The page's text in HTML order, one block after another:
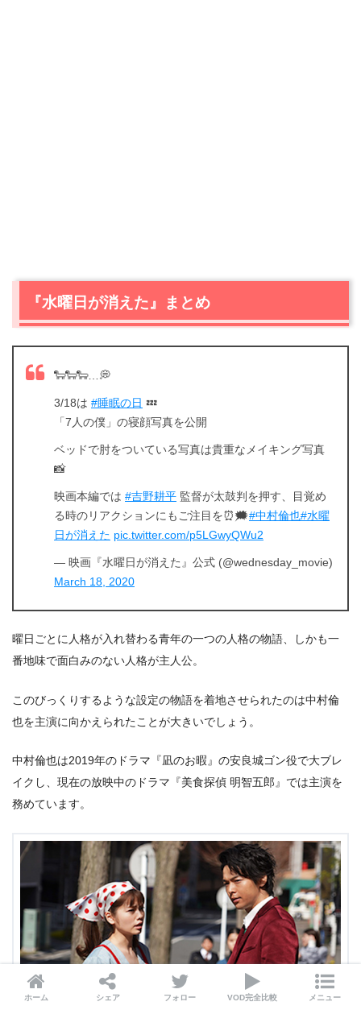
『水曜日が消えた』まとめ
🐑🐑🐑…💭
3/18は #睡眠の日 💤
「7人の僕」の寝顔写真を公開
ベッドで肘をついている写真は貴重なメイキング写真
📸
映画本編では #吉野耕平 監督が太鼓判を押す、目覚め
る時のリアクションにもご注目を⏰🗯#中村倫也#水曜
日が消えた pic.twitter.com/p5LGwyQWu2
— 映画『水曜日が消えた』公式 (@wednesday_movie)
March 18, 2020
曜日ごとに人格が入れ替わる青年の一つの人格の物語、しかも一
番地味で面白みのない人格が主人公。
このびっくりするような設定の物語を着地させられたのは中村倫
也を主演に向かえられたことが大きいでしょう。
中村倫也は2019年のドラマ『凪のお暇』の安良城ゴン役で大ブレ
イクし、現在の放映中のドラマ『美食探偵 明智五郎』では主演を
務めています。
ホーム シェア フォロー VOD完全比較 メニュー